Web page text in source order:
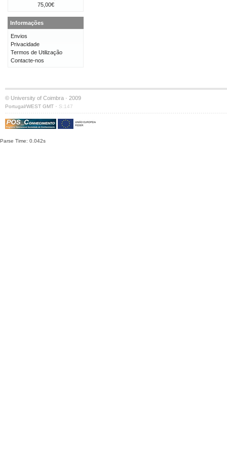
75,00€
Informações
Envios
Privacidade
Termos de Utilização
Contacte-nos
© University of Coimbra · 2009
Portugal/WEST GMT · S:147
Parse Time: 0.042s